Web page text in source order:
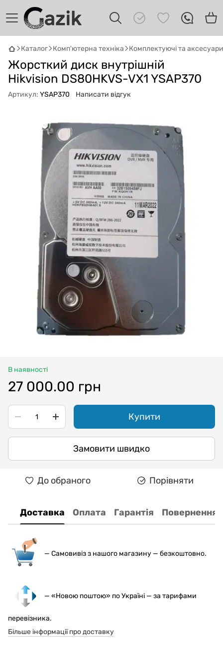
Каталог Комп'ютерна техніка Комплектуючі та аксесуари
Жорсткий диск внутрішній
Hikvision DS80HKVS-VX1 YSAP370
Артикул: YSAP370 Написати відгук
В наявності
27 000.00 грн
Купити
Замовити швидко
До обраного Порівняти
Доставка Оплата Гарантія Повернення
— Самовивіз з нашого магазину — безкоштовно.
— «Новою поштою» по Україні — за тарифами
перевізника.
Більше інформації про доставку
GAZIKAI
Онлайн · пошук техніки
підібрати вживану комп'ютерну техніку.